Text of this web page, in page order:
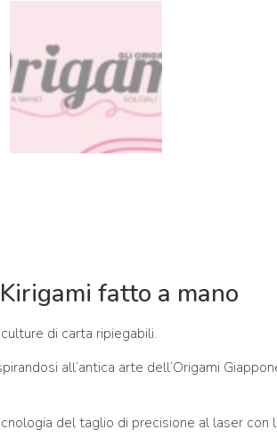
fatto a mano
di carta ripiegabili.
all’antica arte dell’Origami
del taglio di precisione al laser con